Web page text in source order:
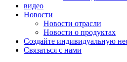
видео
Новости
Новости отрасли
Новости о продуктах
Создайте индивидуальную
Связаться с нами